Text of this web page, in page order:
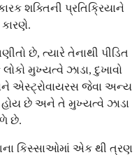
શક્તિની પ્રતિક્રિયાને
છે, ત્યારે તેનાથી પીડિત
મુખ્યત્વે ઝાડા, દુખાવો
એસ્ટ્રોવાયરસ જેવા અન્ય
છે અને તે મુખ્યત્વે ઝાડા
છે.
કિસ્સાઓમાં એક થી ત્રણ